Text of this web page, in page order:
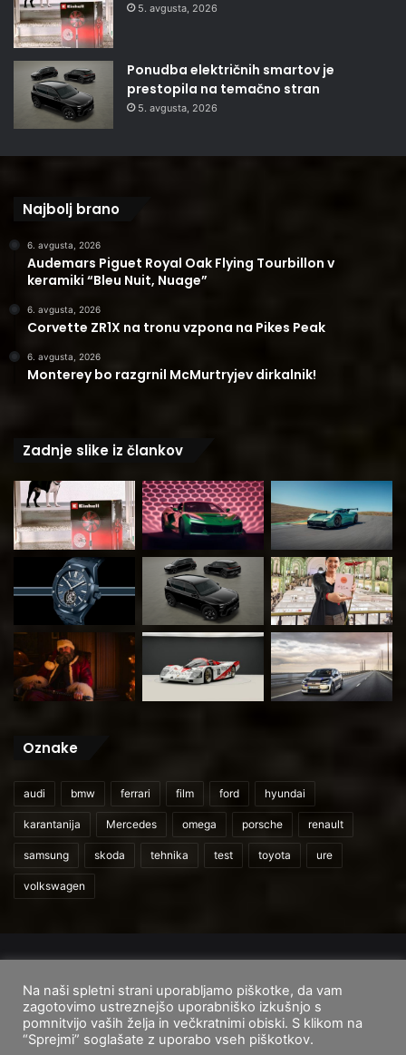
5. avgusta, 2026
Ponudba električnih smartov je
prestopila na temačno stran
5. avgusta, 2026
Najbolj brano
6. avgusta, 2026
Audemars Piguet Royal Oak Flying Tourbillon v
keramiki “Bleu Nuit, Nuage”
6. avgusta, 2026
Corvette ZR1X na tronu vzpona na Pikes Peak
6. avgusta, 2026
Monterey bo razgrnil McMurtryjev dirkalnik!
Zadnje slike iz člankov
Oznake
audi bmw ferrari film ford hyundai
karantanija Mercedes omega porsche renault
samsung skoda tehnika test toyota ure
volkswagen
Domov
O nas Cenik storitev Pogoji uporabe
FacebookInstagram
TikTok
Na naši spletni strani uporabljamo piškotke, da vam
zagotovimo ustreznejšo uporabniško izkušnjo s
pomnitvijo vaših želja in večkratnimi obiski. S klikom na
“Sprejmi” soglašate z uporabo vseh piškotkov.